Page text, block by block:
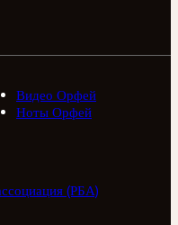
Видео Орфей
Ноты Орфей
(РБА)